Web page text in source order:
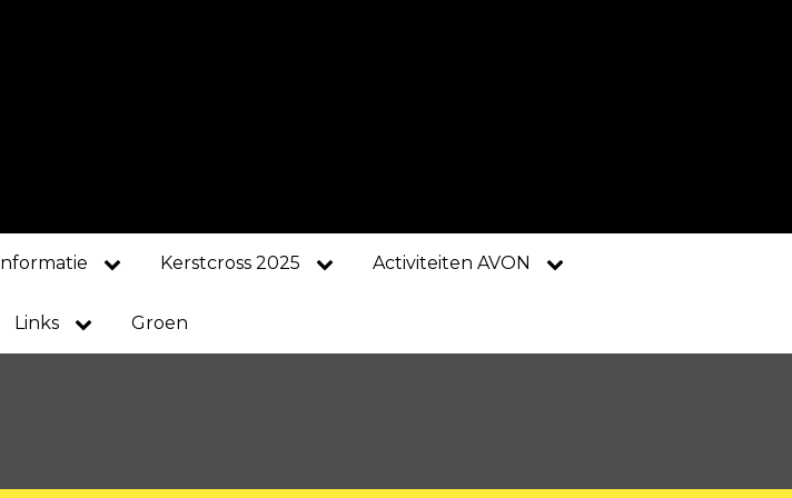
Informatie Kerstcross 2025 Activiteiten AVON
Links Groen